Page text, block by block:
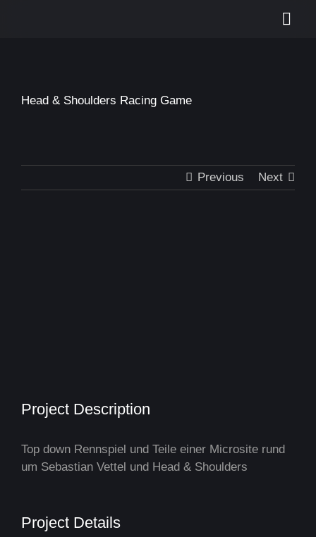
Leistungen
Head & Shoulders Racing Game
Previous Next
Project Description
Top down Rennspiel und Teile einer Microsite rund
um Sebastian Vettel und Head & Shoulders
Project Details